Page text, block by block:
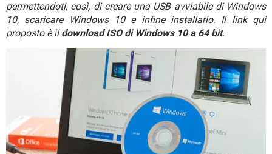
permettendoti, così, di creare una USB avviabile di Windows
10, scaricare Windows 10 e infine installarlo. Il link qui
proposto è ildownload ISO di Windows 10 a 64 bit.